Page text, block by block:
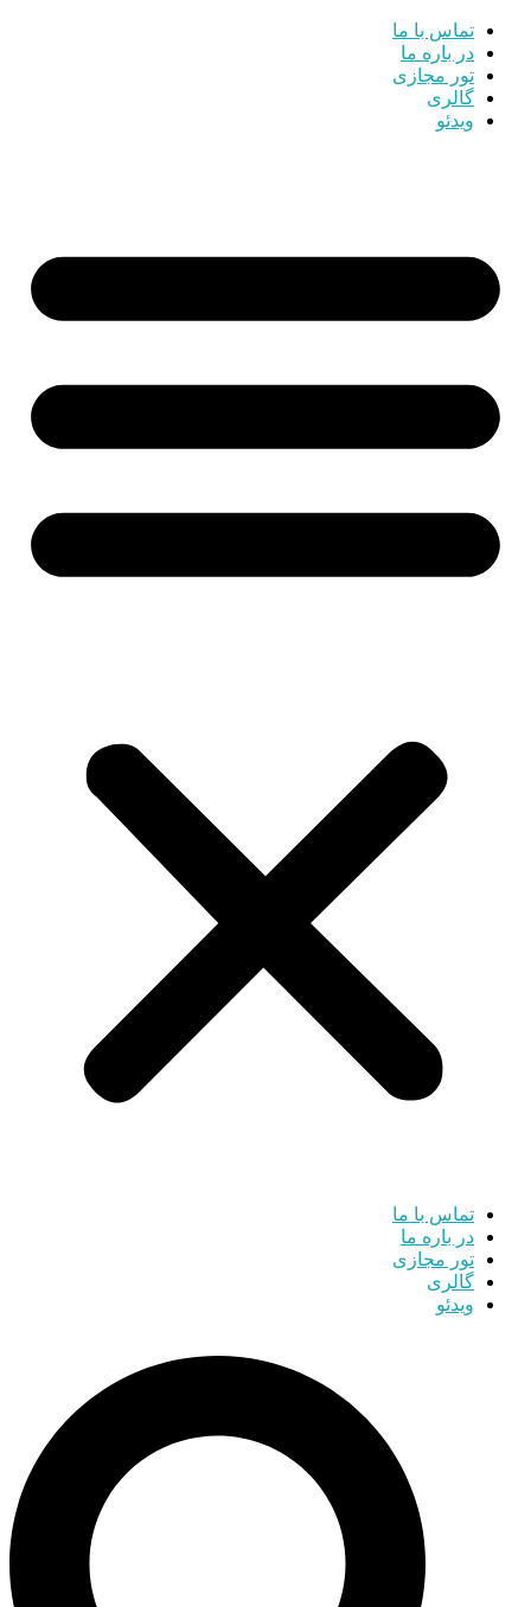
تماس با ما
در باره ما
تور مجازی
گالری
ویدئو
تماس با ما
در باره ما
تور مجازی
گالری
ویدئو